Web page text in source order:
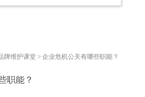
牌维护课堂 > 企业危机公关有哪些职能？
职能？